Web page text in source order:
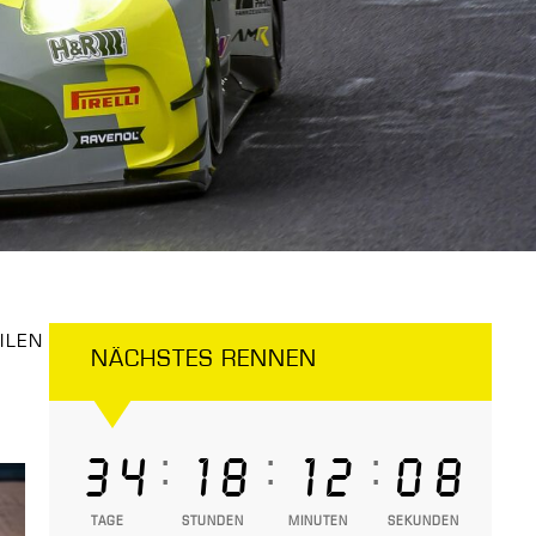
NÄCHSTES RENNEN
34
TAGE
: 18
STUNDEN
: 12
MINUTEN
: 07
SEKUNDEN